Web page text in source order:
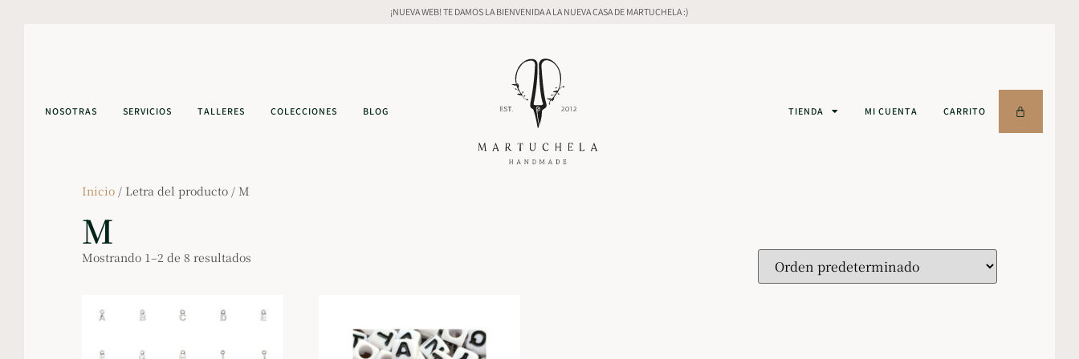
¡NUEVA WEB! TE DAMOS LA BIENVENIDA A LA NUEVA CASA DE MARTUCHELA :)
NOSOTRAS SERVICIOS TALLERES COLECCIONES BLOG TIENDA MI CUENTA CARRITO
Inicio / Letra del producto / M
M
Mostrando 1–2 de 8 resultados